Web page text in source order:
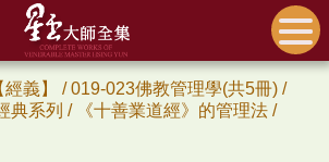
經義】 /019-023佛教管理學(共5冊) /
典系列 /
《十善業道經》的管理法 /